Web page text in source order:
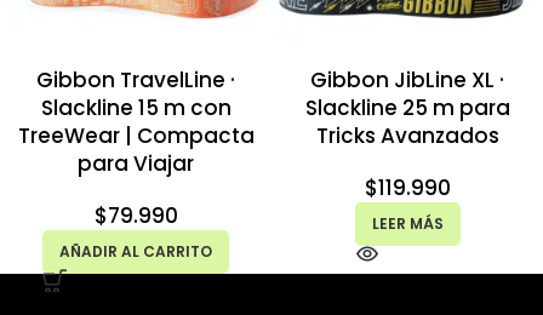
Gibbon TravelLine ·
Slackline 15 m con
TreeWear | Compacta
para Viajar
$79.990
AÑADIR AL CARRITO
Gibbon JibLine XL ·
Slackline 25 m para
Tricks Avanzados
$119.990
LEER MÁS